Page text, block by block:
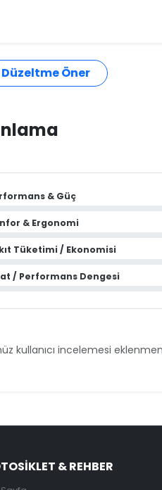
Öner
& Güç
& Ergonomi
Tüketimi / Ekonomisi
/ Performans Dengesi
kullanıcı incelemesi
& REHBER